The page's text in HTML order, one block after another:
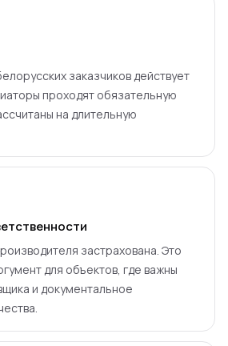
заказчиков действует
проходят обязательную
на длительную
застрахована. Это
для объектов, где важны
и документальное